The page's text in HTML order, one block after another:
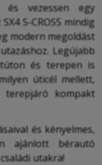
és vezessen egy
S-CROSS mindig
modern megoldást
Legújabb
és terepen is
úticél mellett,
kompakt
és kényelmes,
ajánlott bérautó
utakra!